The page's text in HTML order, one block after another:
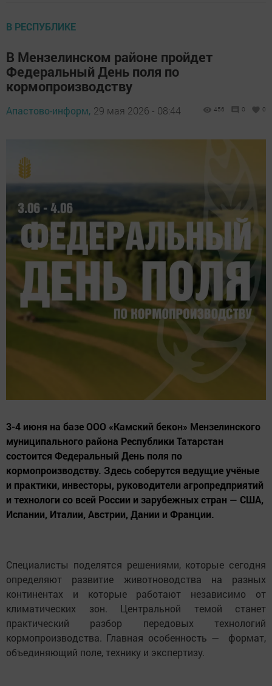
В РЕСПУБЛИКЕ
В Мензелинском районе пройдет
Федеральный День поля по
кормопроизводству
Апастово-информ, 29 мая 2026 - 08:44 456 0 0
3-4 июня на базе ООО «Камский бекон» Мензелинского
муниципального района Республики Татарстан
состоится Федеральный День поля по
кормопроизводству. Здесь соберутся ведущие учёные
и практики, инвесторы, руководители агропредприятий
и технологи со всей России и зарубежных стран — США,
Испании, Италии, Австрии, Дании и Франции.
Специалисты поделятся решениями, которые сегодня
определяют развитие животноводства на разных
континентах и которые работают независимо от
климатических зон. Центральной темой станет
практический разбор передовых технологий
кормопроизводства. Главная особенность — формат,
объединяющий поле, технику и экспертизу.